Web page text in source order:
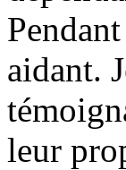
aidant.
leur